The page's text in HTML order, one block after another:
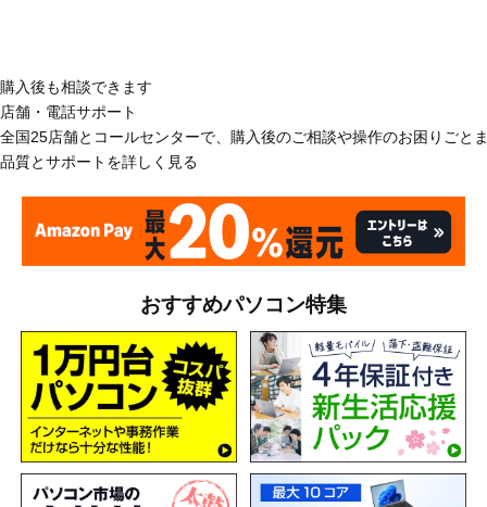
購入後も相談できます
店舗・電話サポート
全国25店舗とコールセンターで、購入後のご相談や操作のお困りごと
品質とサポートを詳しく見る
おすすめパソコン特集